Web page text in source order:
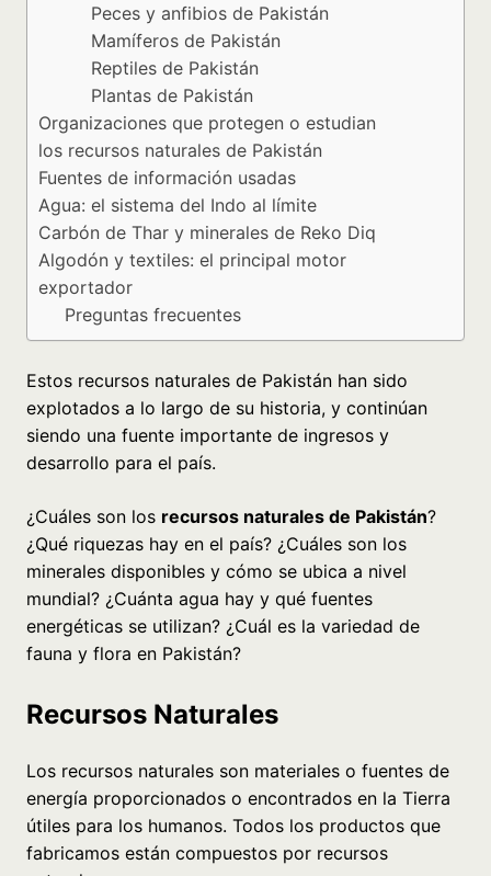
Peces y anfibios de Pakistán
Mamíferos de Pakistán
Reptiles de Pakistán
Plantas de Pakistán
Organizaciones que protegen o estudian
los recursos naturales de Pakistán
Fuentes de información usadas
Agua: el sistema del Indo al límite
Carbón de Thar y minerales de Reko Diq
Algodón y textiles: el principal motor
exportador
Preguntas frecuentes
Estos recursos naturales de Pakistán han sido
explotados a lo largo de su historia, y continúan
siendo una fuente importante de ingresos y
desarrollo para el país.
¿Cuáles son los recursos naturales de Pakistán?
¿Qué riquezas hay en el país? ¿Cuáles son los
minerales disponibles y cómo se ubica a nivel
mundial? ¿Cuánta agua hay y qué fuentes
energéticas se utilizan? ¿Cuál es la variedad de
fauna y flora en Pakistán?
Recursos Naturales
Los recursos naturales son materiales o fuentes de
energía proporcionados o encontrados en la Tierra
útiles para los humanos. Todos los productos que
fabricamos están compuestos por recursos